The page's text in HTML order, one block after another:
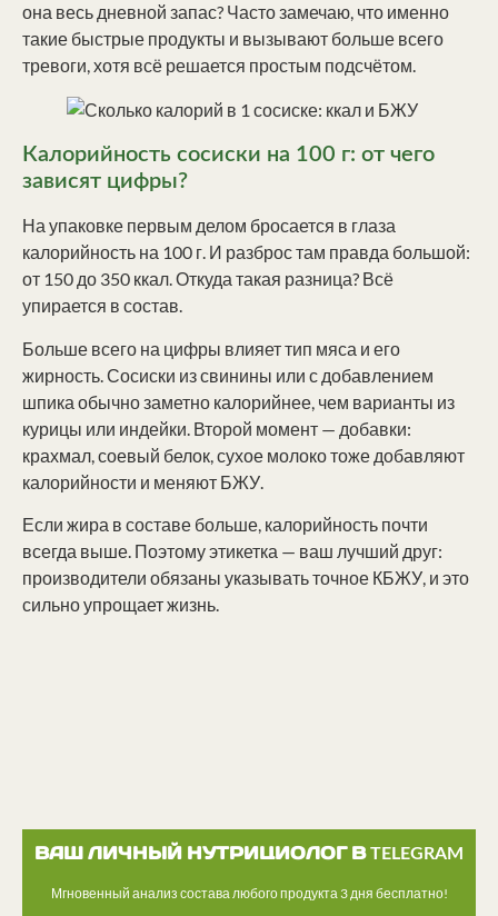
она весь дневной запас? Часто замечаю, что именно
такие быстрые продукты и вызывают больше всего
тревоги, хотя всё решается простым подсчётом.
Калорийность сосиски на 100 г: от чего
зависят цифры?
На упаковке первым делом бросается в глаза
калорийность на 100 г. И разброс там правда большой:
от 150 до 350 ккал. Откуда такая разница? Всё
упирается в состав.
Больше всего на цифры влияет тип мяса и его
жирность. Сосиски из свинины или с добавлением
шпика обычно заметно калорийнее, чем варианты из
курицы или индейки. Второй момент — добавки:
крахмал, соевый белок, сухое молоко тоже добавляют
калорийности и меняют БЖУ.
Если жира в составе больше, калорийность почти
всегда выше. Поэтому этикетка — ваш лучший друг:
производители обязаны указывать точное КБЖУ, и это
сильно упрощает жизнь.
ВАШ ЛИЧНЫЙ НУТРИЦИОЛОГ В TELEGRAM
Мгновенный анализ состава любого продукта 3 дня бесплатно!